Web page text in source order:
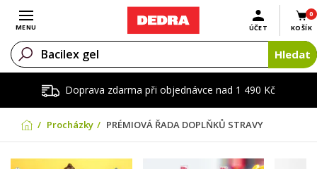
Doprava zdarma při objednávce nad 1 490 Kč
Otevřít menu
MENU
0
KOŠÍK
ÚČET
Hledat
Procházky PRÉMIOVÁ ŘADA DOPLŇKŮ STRAVY